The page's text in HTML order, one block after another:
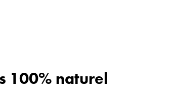
100% naturel